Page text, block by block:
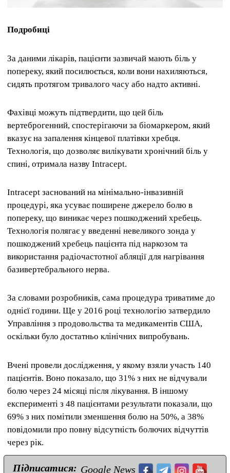
Подробиці
За даними лікарів, пацієнти зазвичай мають біль у
попереку, який посилюється, коли вони нахиляються,
сидять протягом тривалого часу або надто активні.
Фахівці можуть підтвердити, що цей біль
вертеброгенний, спостерігаючи за біомаркером, який
вказує на запалення кінцевої платівки хребця.
Технологія, що дозволяє вилікувати хронічний біль у
спині, отримала назву Intracept.
Intracept заснований на мінімально-інвазивній
процедурі, яка усуває поширене джерело болю в
попереку, що виникає через пошкоджений хребець.
Технологія полягає у введенні невеликого зонда у
пошкоджений хребець пацієнта під наркозом та
використання радіочастотної абляції для нагрівання
базивертебрального нерва.
За словами розробників, сама процедура триватиме до
однієї години. Ще у 2016 році технологію затвердило
Управління з продовольства та медикаментів США,
оскільки було достатньо клінічних випробувань.
Вчені провели дослідження, у якому взяли участь 140
пацієнтів. Воно показало, що 31% з них не відчували
болю через 24 місяці після лікування. В іншому
експерименті з 48 пацієнтами результати показали, що
69% з них помітили зменшення болю на 50%, а 38%
повідомили про повну відсутність болючих відчуттів
через рік.
Підписатися: Google News